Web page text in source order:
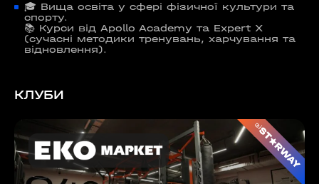
🎓 Вища освіта у сфері фізичної культури та
спорту.
📚 Курси від Apollo Academy та Expert X
(сучасні методики тренувань, харчування та
відновлення).
КЛУБИ
зі